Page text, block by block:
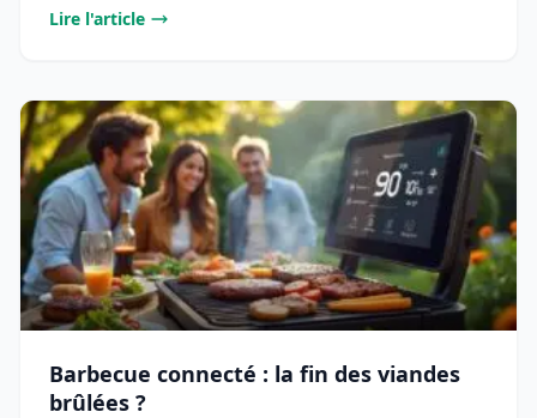
Lire l'article
Barbecue connecté : la fin des viandes
brûlées ?